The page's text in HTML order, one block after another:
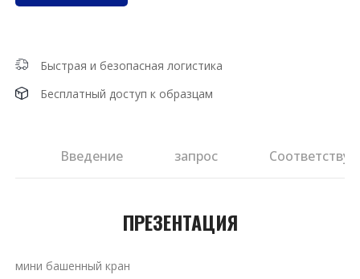
Быстрая и безопасная логистика
Бесплатный доступ к образцам
Введение запрос
ПРЕЗЕНТАЦИЯ
мини башенный кран